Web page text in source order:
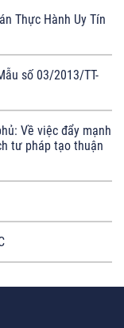
Thực Hành Uy Tín
số 03/2013/TT-
Về việc đẩy mạnh
tư pháp tạo thuận